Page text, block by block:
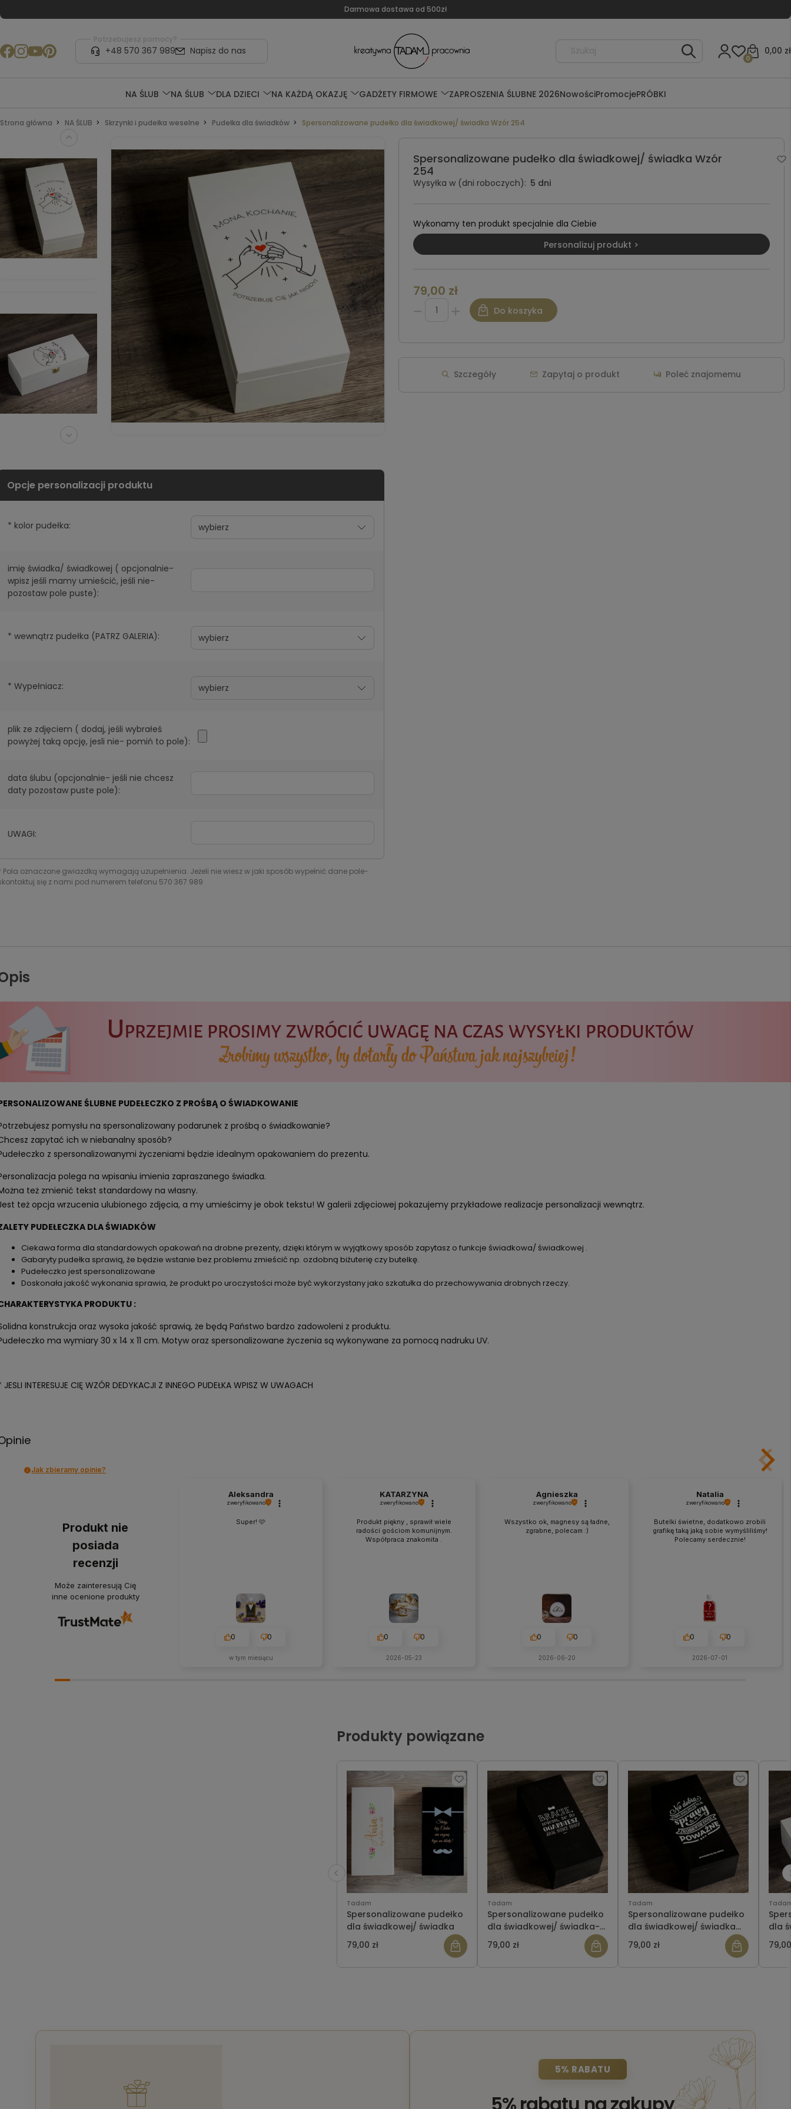
Darmowa dostawa od 500zł
Potrzebujesz pomocy?
+48 570 367 989 Napisz do nas 0,00 zł
0
NA ŚLUB NA ŚLUB DLA DZIECI NA KAŻDĄ OKAZJĘ GADŻETY FIRMOWE ZAPROSZENIA ŚLUBNE 2026NowościPromocjePRÓBKI
Strona główna NA ŚLUB Skrzynki i pudełka weselne Pudełka dla świadków Spersonalizowane pudełko dla świadkowej/ świadka Wzór 254
Spersonalizowane pudełko dla świadkowej/ świadka Wzór
254
Wysyłka w (dni roboczych): 5 dni
Wykonamy ten produkt specjalnie dla Ciebie
Personalizuj produkt >
* kolor pudełka:
imię świadka/ świadkowej ( opcjonalnie-
wpisz jeśli mamy umieścić, jeśli nie-
pozostaw pole puste):
* wewnątrz pudełka (PATRZ GALERIA):
* Wypełniacz:
plik ze zdjęciem ( dodaj, jeśli wybrałeś
powyżej taką opcję, jesli nie- pomiń to pole):
data ślubu (opcjonalnie- jeśli nie chcesz
daty pozostaw puste pole):
UWAGI:
Pola oznaczone gwiazdką wymagają uzupełnienia. Jeżeli nie wiesz w jaki sposób wypełnić dane pole-
się z nami pod numerem telefonu 570 367 989
79,00 zł
Do koszyka
Szczegóły Zapytaj o produkt Poleć znajomemu
ŚLUBNE PUDEŁECZKO Z PROŚBĄ O ŚWIADKOWANIE
pomysłu na spersonalizowany podarunek z prośbą o świadkowanie?
zapytać ich w niebanalny sposób?
z spersonalizowanymi życzeniami będzie idealnym opakowaniem do prezentu.
polega na wpisaniu imienia zapraszanego świadka.
też zmienić tekst standardowy na własny.
też opcja wrzucenia ulubionego zdjęcia, a my umieścimy je obok tekstu! W galerii zdjęciowej pokazujemy przykładowe realizacje personalizacji wewnątrz.
PUDEŁECZKA DLA ŚWIADKÓW
Ciekawa forma dla standardowych opakowań na drobne prezenty, dzięki którym w wyjątkowy sposób zapytasz o funkcje świadkowa/ świadkowej .
Gabaryty pudełka sprawią, że będzie wstanie bez problemu zmieścić np. ozdobną biżuterię czy butelkę.
Pudełeczko jest spersonalizowane
Doskonała jakość wykonania sprawia, że produkt po uroczystości może być wykorzystany jako szkatułka do przechowywania drobnych rzeczy.
PRODUKTU :
konstrukcja oraz wysoka jakość sprawią, że będą Państwo bardzo zadowoleni z produktu.
ma wymiary 30 x 14 x 11 cm. Motyw oraz spersonalizowane życzenia są wykonywane za pomocą nadruku UV.
JESLI INTERESUJE CIĘ WZÓR DEDYKACJI Z INNEGO PUDEŁKA WPISZ W UWAGACH
Jak zbieramy opinie?
Produkt nie
posiada
recenzji
Może zainteresują Cię
inne ocenione produkty
Aleksandra
zweryfikowano
Super! 🩷
0 0
w tym miesiącu
KATARZYNA
zweryfikowano
Produkt piękny , sprawił wiele
radości gościom komunijnym.
Współpraca znakomita .
0 0
2026-05-23
Agnieszka
zweryfikowano
Wszystko ok, magnesy są ładne,
zgrabne, polecam :)
0 0
2026-06-20
Natalia
zweryfikowano
Butelki świetne, dodatkowo zrobili
grafikę taką jaką sobie wymyśliliśmy!
Polecamy serdecznie!
0 0
2026-07-01
Produkty powiązane
Tadam
Spersonalizowane pudełko
dla świadkowej/ świadka
79,00 zł
Tadam
Spersonalizowane pudełko
dla świadkowej/ świadka-
Wzór 250
79,00 zł
Tadam
Spersonalizowane pudełko
dla świadkowej/ świadka
Wzór 251
79,00 zł
dla
5% RABATU